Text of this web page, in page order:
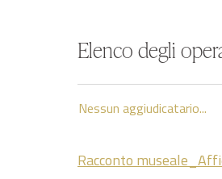
Elenco degli
Nessun aggiudicatario...
Racconto